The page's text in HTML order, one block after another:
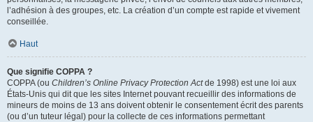
l’adhésion à des groupes, etc. La création d’un compte est rapide et vivement
conseillée.
Haut
Que signifie COPPA ?
COPPA (ou Children’s Online Privacy Protection Actde 1998) est une loi aux
États-Unis qui dit que les sites Internet pouvant recueillir des informations de
mineurs de moins de 13 ans doivent obtenir le consentement écrit des parents
(ou d’un tuteur légal) pour la collecte de ces informations permettant